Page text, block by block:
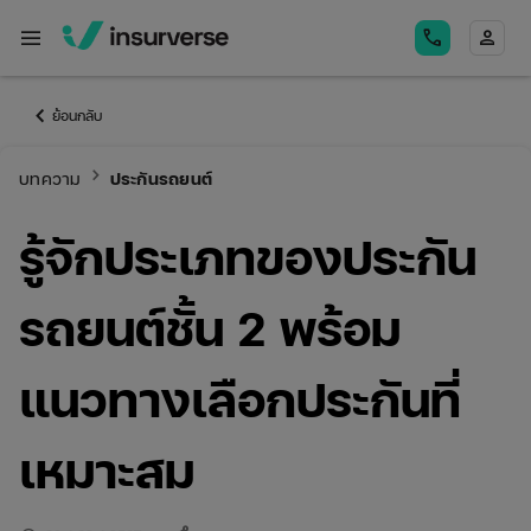
menu call person
keyboard_arrow_left ย้อนกลับ
บทความ keyboard_arrow_right ประกันรถยนต์
รู้จักประเภทของประกัน
รถยนต์ชั้น 2 พร้อม
แนวทางเลือกประกันที่
เหมาะสม